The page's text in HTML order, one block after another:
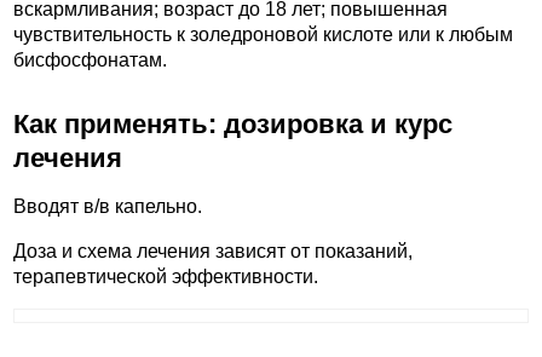
вскармливания; возраст до 18 лет; повышенная
чувствительность к золедроновой кислоте или к любым
бисфосфонатам.
Как применять: дозировка и курс
лечения
Вводят в/в капельно.
Доза и схема лечения зависят от показаний,
терапевтической эффективности.